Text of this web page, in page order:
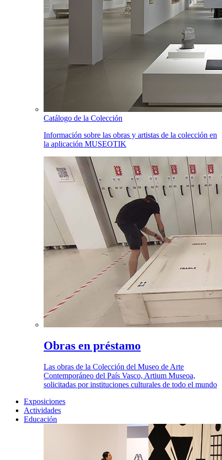
Catálogo de la Colección
Información sobre las obras y artistas de la colección en
la aplicación MUSEOTIK
Obras en préstamo
Las obras de la Colección del Museo de Arte
Contemporáneo del País Vasco, Artium Museoa,
solicitadas por instituciones culturales de todo el mundo
Exposiciones
Actividades
Educación